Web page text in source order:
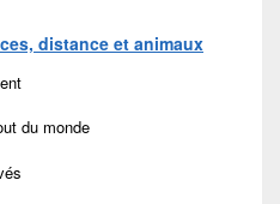
distance et animaux
du monde